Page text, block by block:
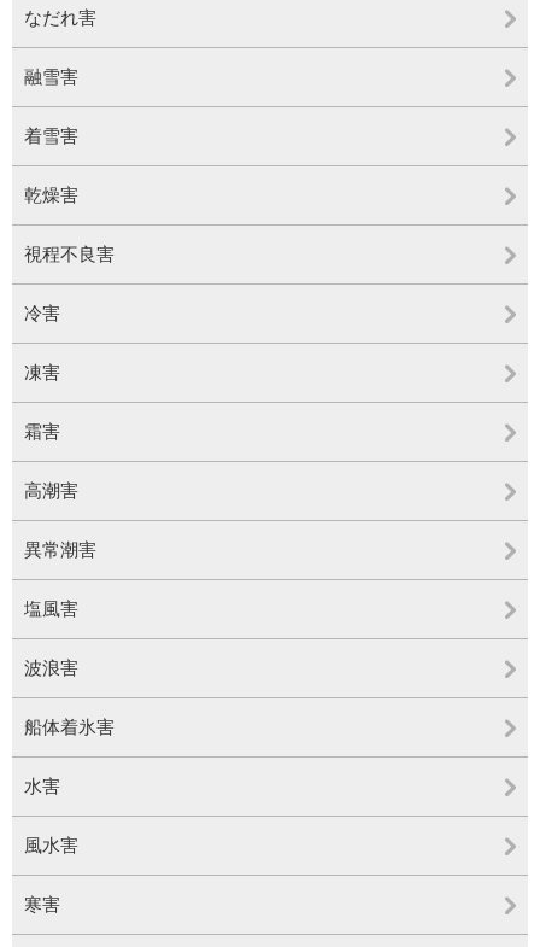
なだれ害
融雪害
着雪害
乾燥害
視程不良害
冷害
凍害
霜害
高潮害
異常潮害
塩風害
波浪害
船体着氷害
水害
風水害
寒害